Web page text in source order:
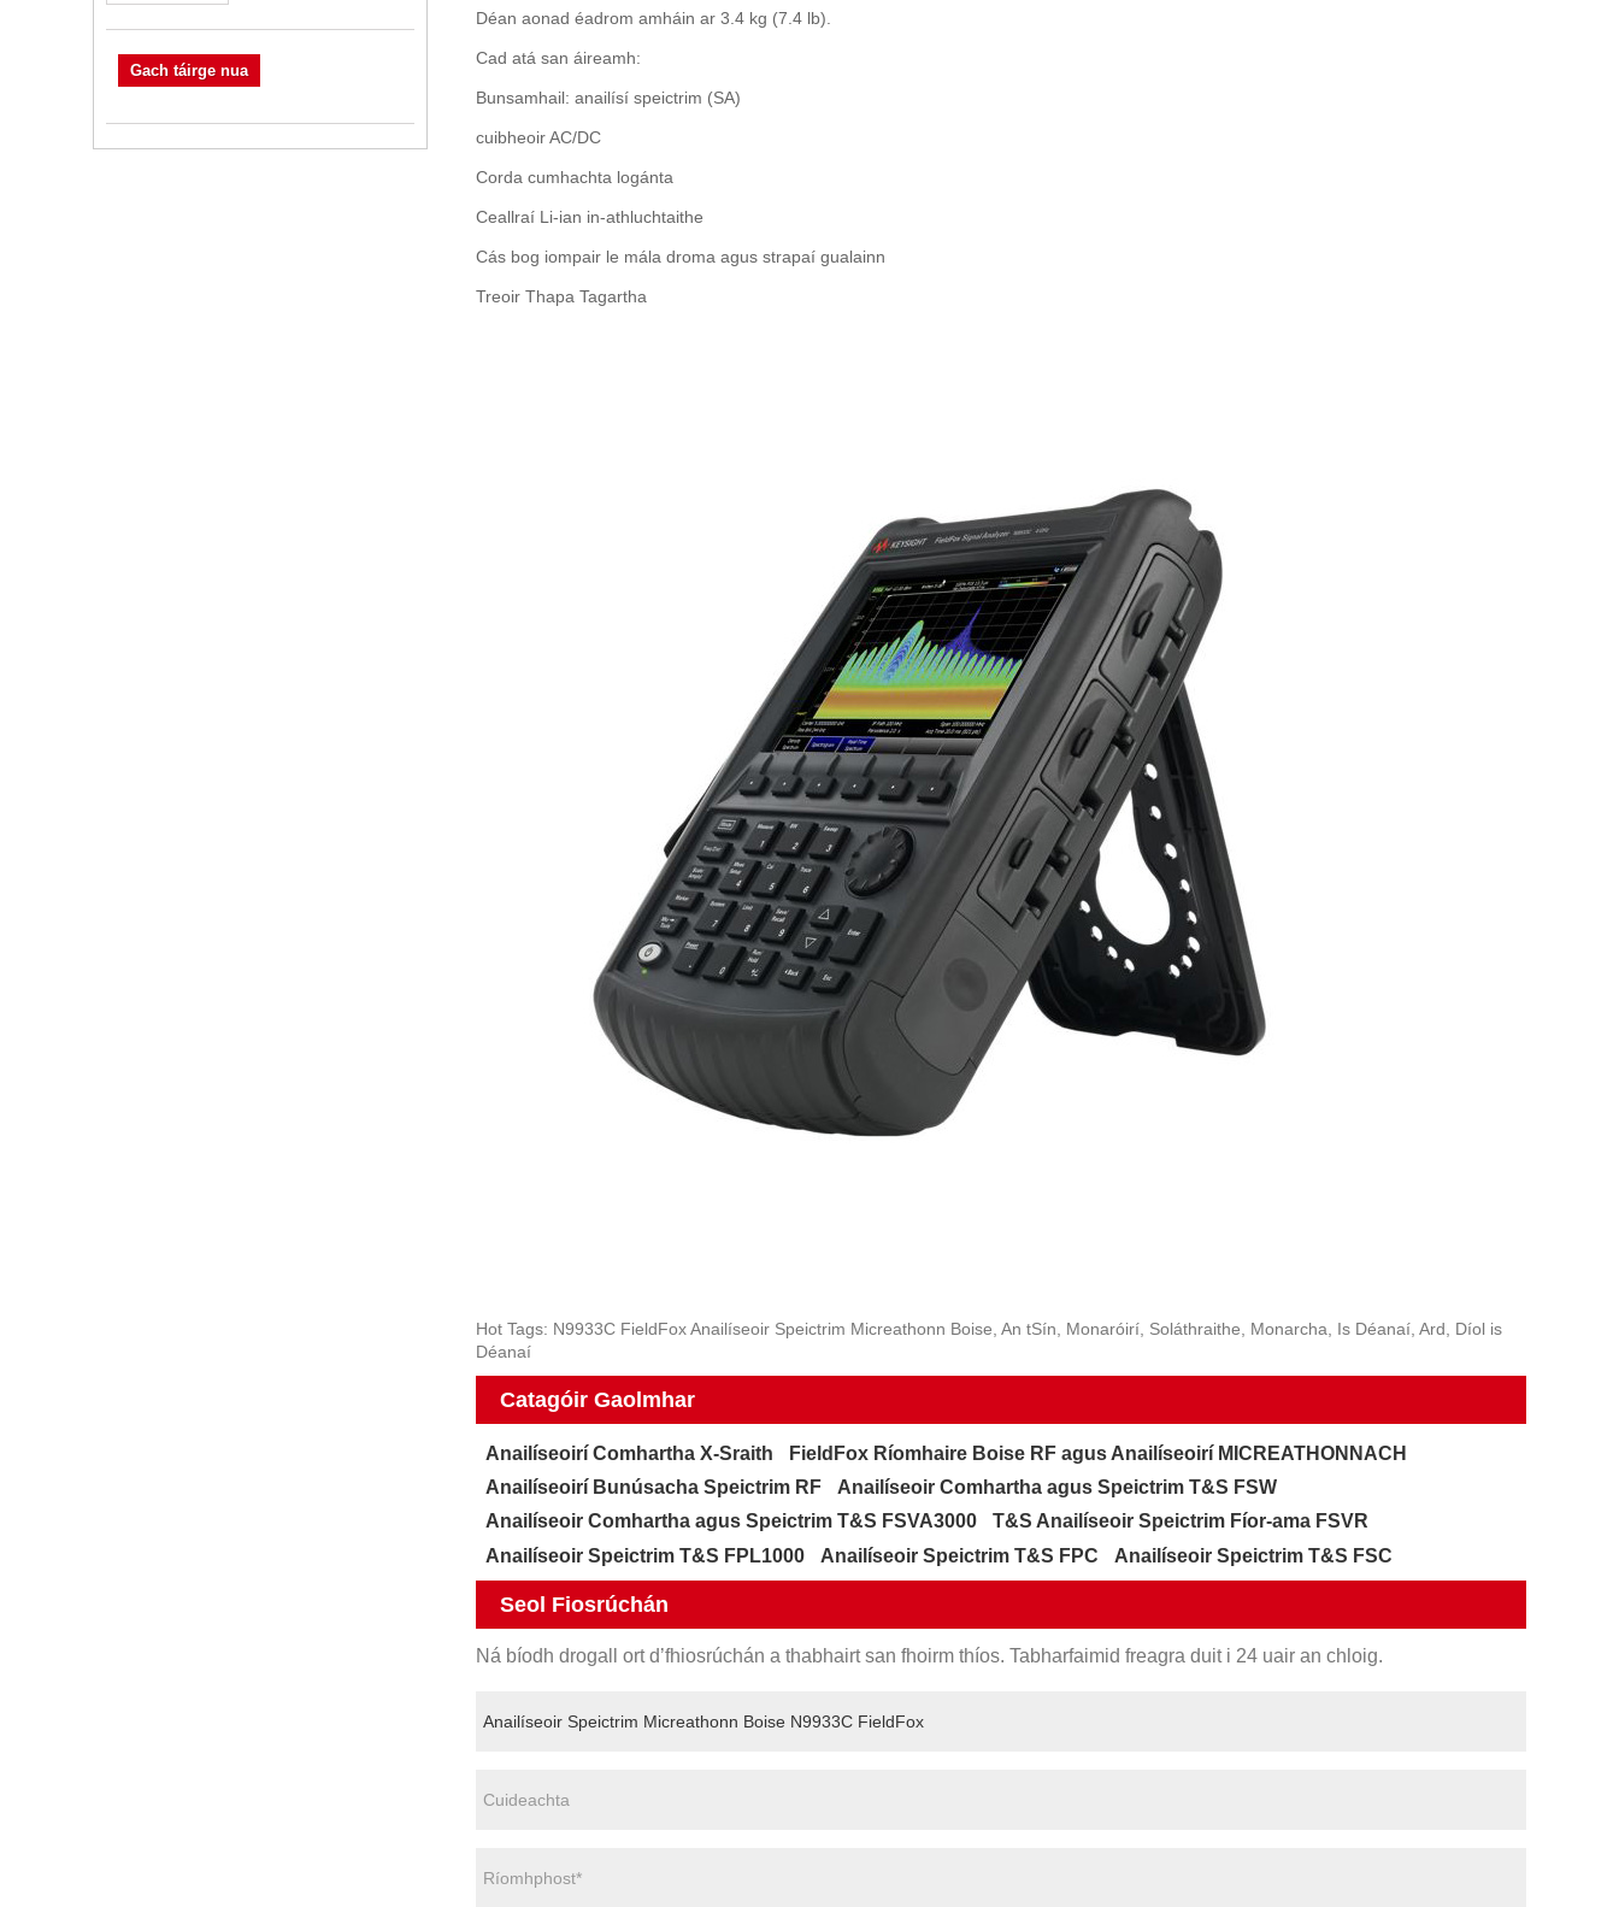
Gach táirge nua
Déan aonad éadrom amháin ar 3.4 kg (7.4 lb).
Cad atá san áireamh:
Bunsamhail: anailísí speictrim (SA)
cuibheoir AC/DC
Corda cumhachta logánta
Ceallraí Li-ian in-athluchtaithe
Cás bog iompair le mála droma agus strapaí gualainn
Treoir Thapa Tagartha
Hot Tags: N9933C FieldFox Anailíseoir Speictrim Micreathonn Boise, An tSín, Monaróirí, Soláthraithe, Monarcha, Is Déanaí, Ard, Díol is
Déanaí
Catagóir Gaolmhar
Anailíseoirí Comhartha X-Sraith
FieldFox Ríomhaire Boise RF agus Anailíseoirí MICREATHONNACH
Anailíseoirí Bunúsacha Speictrim RF
Anailíseoir Comhartha agus Speictrim T&S FSW
Anailíseoir Comhartha agus Speictrim T&S FSVA3000
T&S Anailíseoir Speictrim Fíor-ama FSVR
Anailíseoir Speictrim T&S FPL1000
Anailíseoir Speictrim T&S FPC Anailíseoir Speictrim T&S FSC
Seol Fiosrúchán
Ná bíodh drogall ort d’fhiosrúchán a thabhairt san fhoirm thíos. Tabharfaimid freagra duit i 24 uair an chloig.